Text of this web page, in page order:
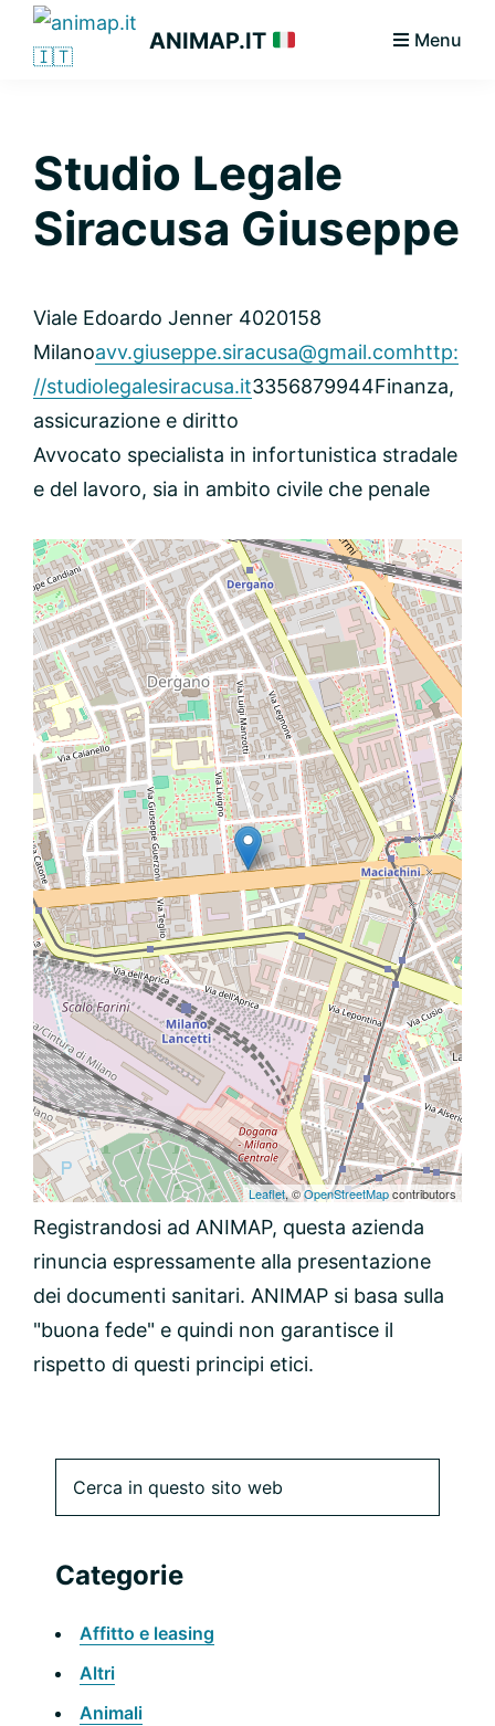
Passa
Passa
Passa
primaria
ANIMAP.IT Menu
Studio Legale
Siracusa Giuseppe
Viale Edoardo Jenner 4020158
Milanoavv.giuseppe.siracusa@gmail.comhttp:
//studiolegalesiracusa.it3356879944Finanza,
assicurazione e diritto
Avvocato specialista in infortunistica stradale
e del lavoro, sia in ambito civile che penale
Leaflet, ©OpenStreetMapcontributors
Registrandosi ad ANIMAP, questa azienda
rinuncia espressamente alla presentazione
dei documenti sanitari. ANIMAP si basa sulla
"buona fede" e quindi non garantisce il
rispetto di questi principi etici.
Barra
laterale
primaria
web
Categorie
Affitto e leasing
Altri
Animali